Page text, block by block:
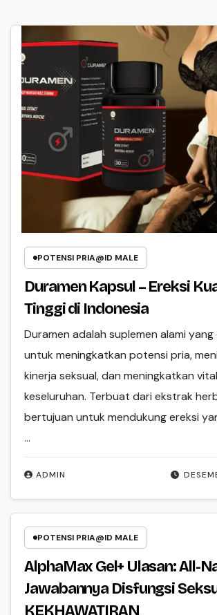
POTENSI PRIA@ID MALE
Duramen Kapsul – Ereksi
Tinggi di Indonesia
ADMIN
Duramen adalah suplemen alami
untuk meningkatkan potensi pria,
kinerja seksual, dan meningkatkan
keseluruhan. Terbuat dari ekstrak
bertujuan untuk mendukung ereksi
…
POTENSI PRIA@ID MALE
AlphaMax Gel+ Ulasan: All-
Jawabannya Disfungsi
KEKHAWATIRAN